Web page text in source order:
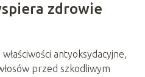
zdrowie
antyoksydacyjne,
przed szkodliwym